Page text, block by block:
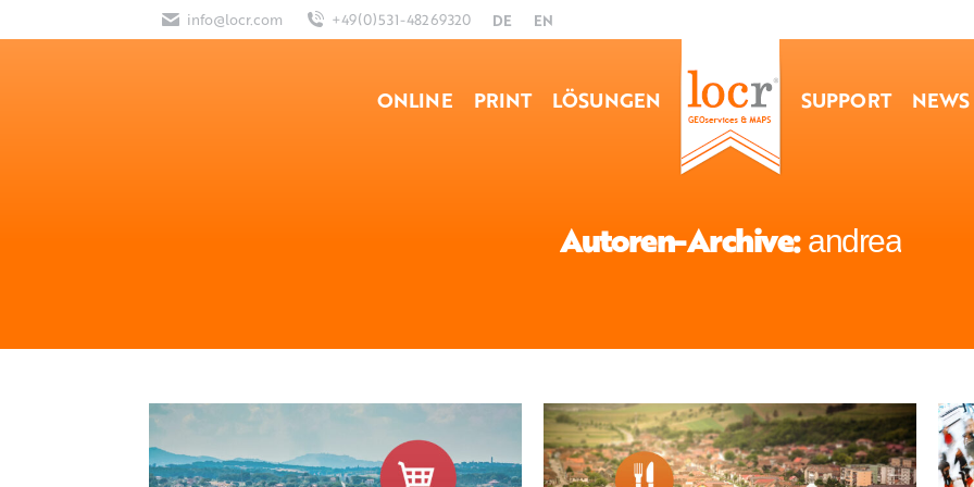
info@locr.com +49(0)531-48269320 DE EN
ONLINE PRINT LÖSUNGEN SUPPORT NEWS
Autoren-Archive: andrea